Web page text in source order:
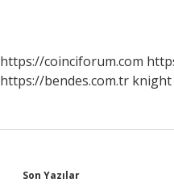
https://coinciforum.com
https://bendes.com.tr
Sidebar
Son Yazılar